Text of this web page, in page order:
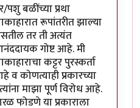
पशु बळींच्या प्रथा
रूपांतरीत झाल्या
तर ती अत्यंत
गोष्ट आहे. मी
कट्टर पुरस्कर्ता
व कोणत्याही प्रकारच्या
माझा पूर्ण विरोध आहे.
फोडणे या प्रकाराला